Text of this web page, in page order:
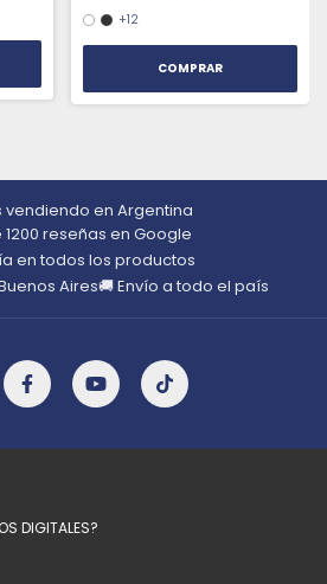
+12
COMPRAR
vendiendo en Argentina
1200 reseñas en Google
en todos los productos
Aires🚚 Envío a todo el país
DIGITALES?